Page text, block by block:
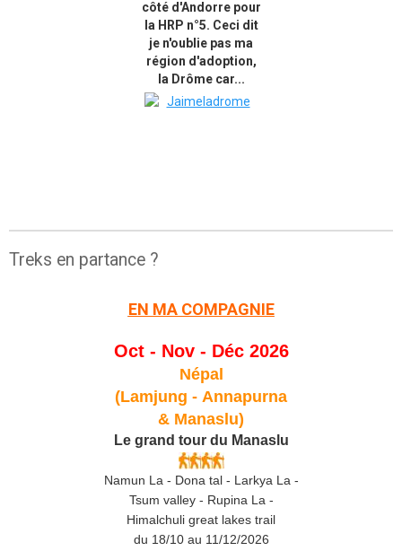
côté d'Andorre pour
la HRP n°5. Ceci dit
je n'oublie pas ma
région d'adoption,
la Drôme car...
Treks en partance ?
EN MA COMPAGNIE
Oct - Nov - Déc 2026
Népal
(Lamjung - Annapurna
& Manaslu)
Le grand tour du Manaslu
Namun La - Dona tal - Larkya La -
Tsum valley - Rupina La -
Himalchuli great lakes trail
du 18/10 au 11/12/2026